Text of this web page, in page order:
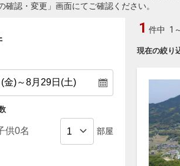
確認・変更」画面にてご確認ください。
部屋
現在の絞り
1 件中 1